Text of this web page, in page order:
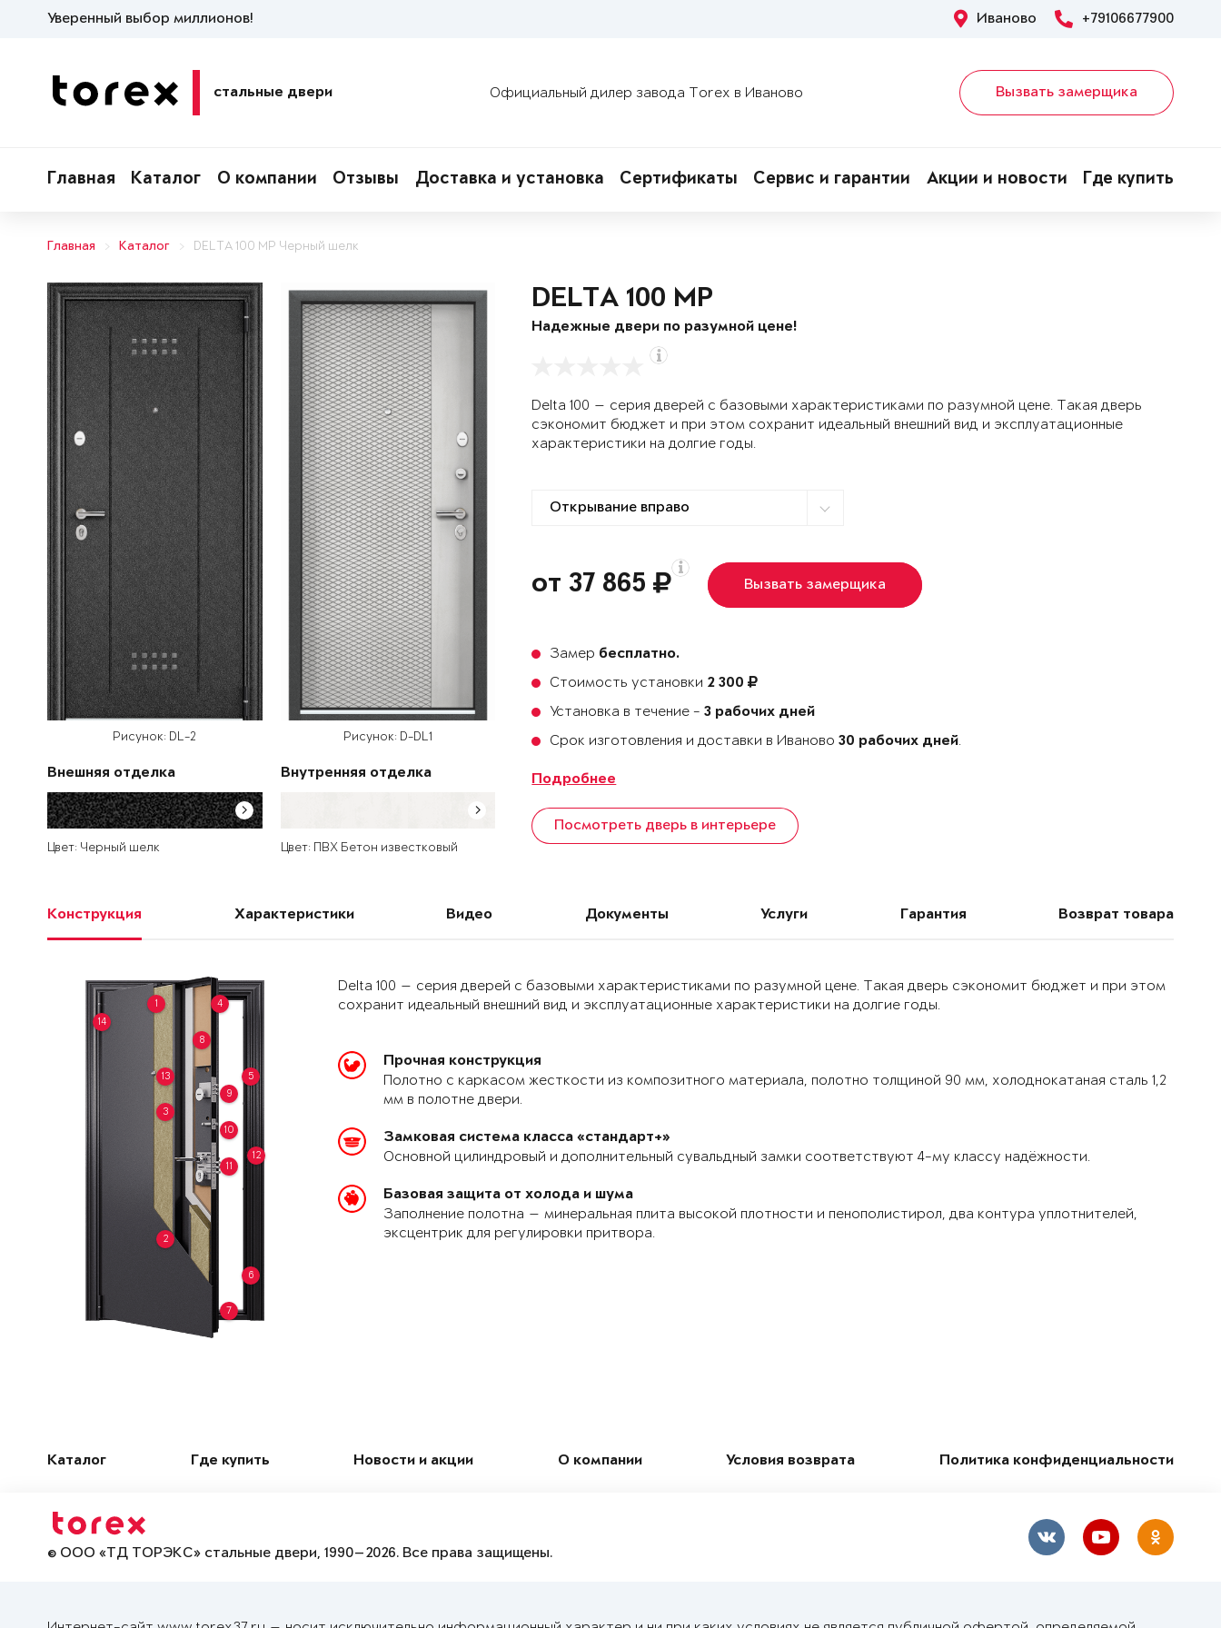
Уверенный выбор миллионов! Иваново +79106677900
стальные двери Официальный дилер завода Torex в Иваново Вызвать замерщика
Главная Каталог О компании Отзывы Доставка и установка Сертификаты Сервис и гарантии Акции и новости Где купить
Главная Каталог DELTA 100 MP Черный шелк
Рисунок: DL-2
Внешняя отделка
Цвет: Черный шелк
Рисунок: D-DL1
Внутренняя отделка
Цвет: ПВХ Бетон известковый
DELTA 100 MP
Надежные двери по разумной цене!
Delta 100 — серия дверей с базовыми характеристиками по разумной цене. Такая дверь
сэкономит бюджет и при этом сохранит идеальный внешний вид и эксплуатационные
характеристики на долгие годы.
от 37 865 Вызвать замерщика
Замер бесплатно.
Стоимость установки 2 300
Установка в течение -3 рабочих дней
Срок изготовления и доставки в Иваново30 рабочих дней.
Подробнее
Посмотреть дверь в интерьере
Конструкция Характеристики Видео Документы Услуги Гарантия Возврат товара
1
2
3
4
5
6
7
8
9
10
11
12
13
14
Delta 100 — серия дверей с базовыми характеристиками по разумной цене. Такая дверь сэкономит бюджет и при этом
сохранит идеальный внешний вид и эксплуатационные характеристики на долгие годы.
Прочная конструкция
Полотно с каркасом жесткости из композитного материала, полотно толщиной 90 мм, холоднокатаная сталь 1,2
мм в полотне двери.
Замковая система класса «стандарт+»
Основной цилиндровый и дополнительный сувальдный замки соответствуют 4-му классу надёжности.
Базовая защита от холода и шума
Заполнение полотна — минеральная плита высокой плотности и пенополистирол, два контура уплотнителей,
эксцентрик для регулировки притвора.
Каталог Где купить Новости и акции О компании Условия возврата Политика конфиденциальности
© ООО «ТД ТОРЭКС» стальные двери, 1990—2026. Все права защищены.